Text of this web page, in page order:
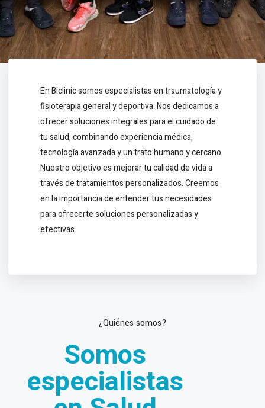
En Biclinic somos especialistas en traumatología y
fisioterapia general y deportiva. Nos dedicamos a
ofrecer soluciones integrales para el cuidado de
tu salud, combinando experiencia médica,
tecnología avanzada y un trato humano y cercano.
Nuestro objetivo es mejorar tu calidad de vida a
través de tratamientos personalizados. Creemos
en la importancia de entender tus necesidades
para ofrecerte soluciones personalizadas y
efectivas.
¿Quiénes somos?
Somos
especialistas